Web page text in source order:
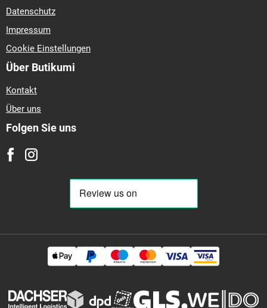
Datenschutz
Impressum
Cookie Einstellungen
Über Butikumi
Kontakt
Über uns
Folgen Sie uns